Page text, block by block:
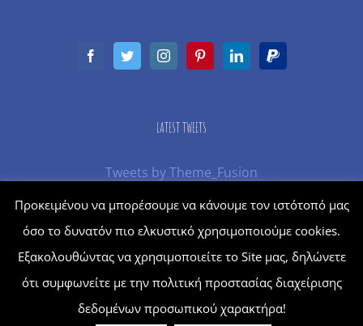
LATEST TWEETS
Tweets by Theme_Fusion
© Copyright2026 | Powered byMoving Up
Προκειμένου να μπορέσουμε να κάνουμε τον ιστότοπό μας
όσο το δυνατόν πιο ελκυστικό χρησιμοποιούμε cookies.
Εξακολουθώντας να χρησιμοποιείτε το Site μας, δηλώνετε
ότι συμφωνείτε με την πολιτική προστασίας διαχείρισης
δεδομένων προσωπικού χαρακτήρα!